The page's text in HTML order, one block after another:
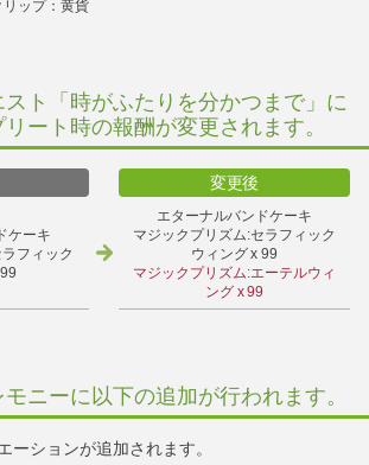
ップ：黄貨
ト「時がふたりを分かつまで」に
ート時の報酬が変更されます。
変更後
ケーキ
フィック
エターナルバンドケーキ
マジックプリズム:セラフィック
ウィング x 99
マジックプリズム:エーテルウィ
ング x 99
ニーに以下の追加が行われます。
ーションが追加されます。